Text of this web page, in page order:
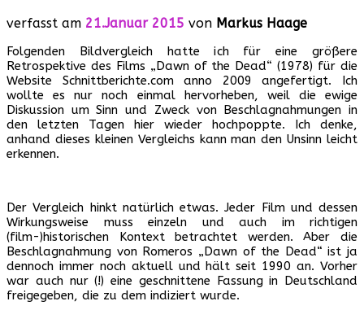
verfasst am 21.Januar 2015 von Markus Haage
Folgenden Bildvergleich hatte ich für eine größere
Retrospektive des Films „Dawn of the Dead“ (1978) für die
Website Schnittberichte.com anno 2009 angefertigt. Ich
wollte es nur noch einmal hervorheben, weil die ewige
Diskussion um Sinn und Zweck von Beschlagnahmungen in
den letzten Tagen hier wieder hochpoppte. Ich denke,
anhand dieses kleinen Vergleichs kann man den Unsinn leicht
erkennen.
Der Vergleich hinkt natürlich etwas. Jeder Film und dessen
Wirkungsweise muss einzeln und auch im richtigen
(film-)historischen Kontext betrachtet werden. Aber die
Beschlagnahmung von Romeros „Dawn of the Dead“ ist ja
dennoch immer noch aktuell und hält seit 1990 an. Vorher
war auch nur (!) eine geschnittene Fassung in Deutschland
freigegeben, die zu dem indiziert wurde.